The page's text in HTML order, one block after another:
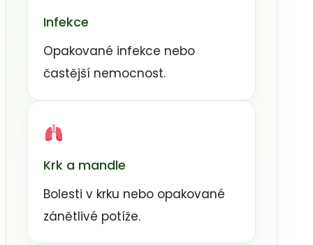
Infekce
Opakované infekce nebo
častější nemocnost.
Krk a mandle
Bolesti v krku nebo opakované
zánětlivé potíže.